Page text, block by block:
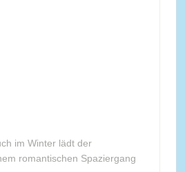
im Winter lädt der
romantischen Spaziergang